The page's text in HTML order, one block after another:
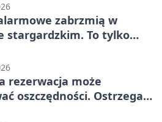
zabrzmią w
stargardzkim. To tylko
rezerwacja może
oszczędności. Ostrzega